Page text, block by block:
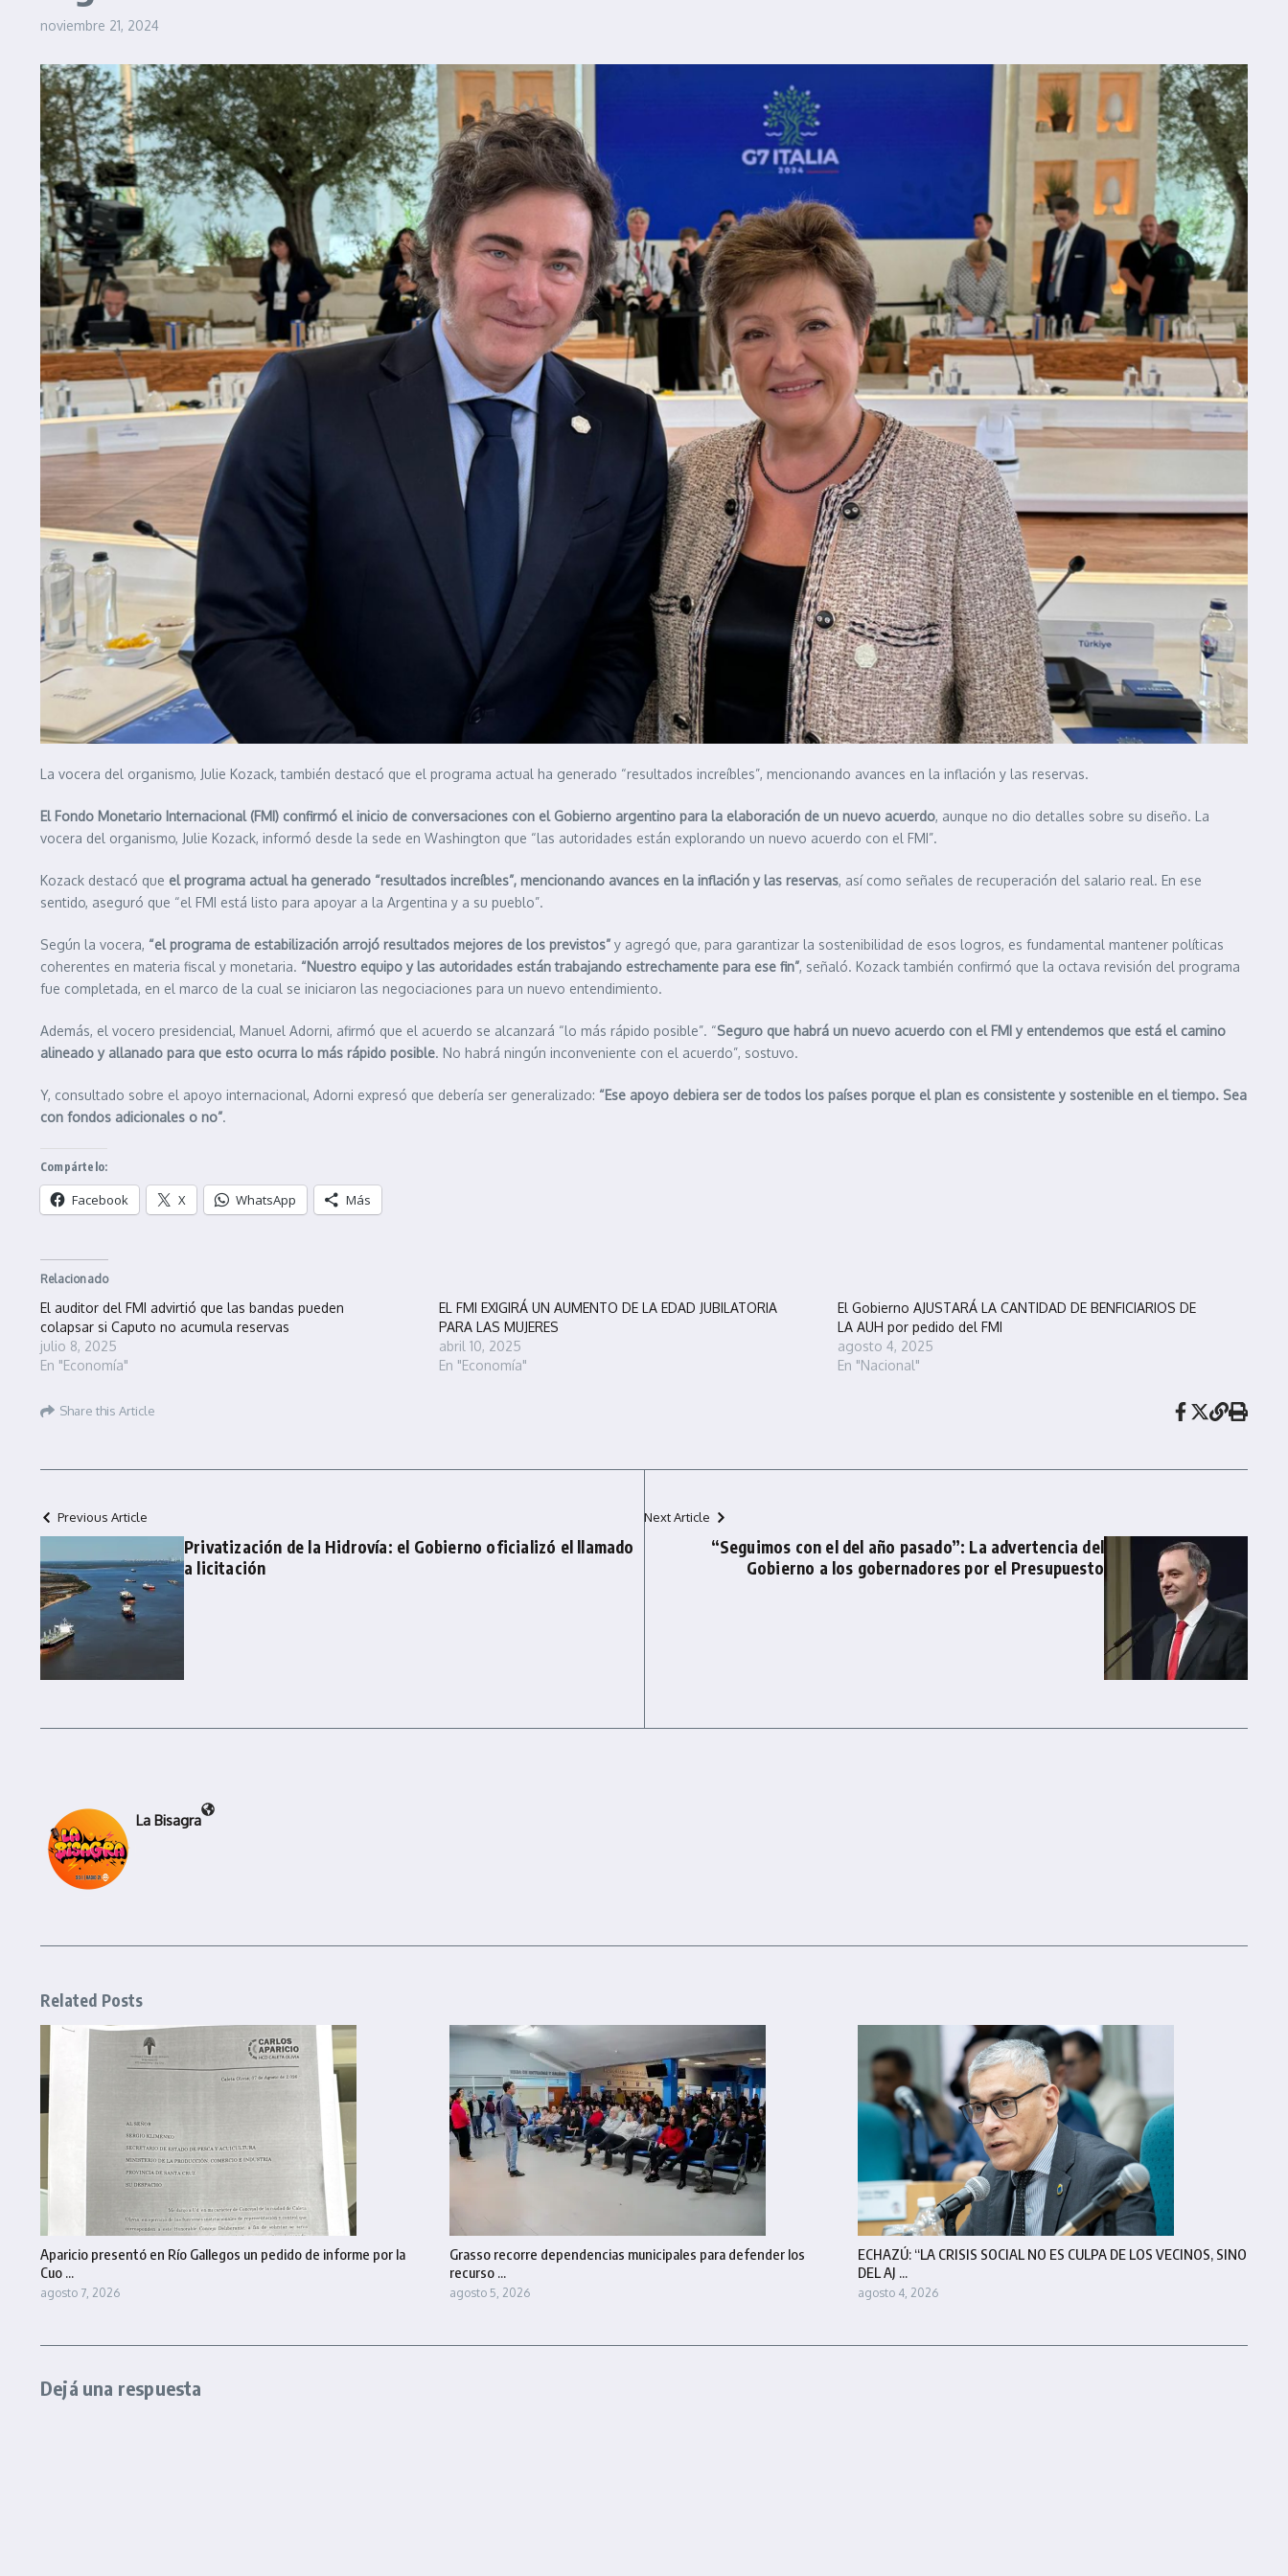
noviembre 21, 2024
La vocera del organismo, Julie Kozack, también destacó que el programa actual ha generado “resultados increíbles”, mencionando avances en la inflación y las reservas.
El Fondo Monetario Internacional (FMI) confirmó el inicio de conversaciones con el Gobierno argentino para la elaboración de un nuevo acuerdo, aunque no dio detalles sobre su diseño. La
vocera del organismo, Julie Kozack, informó desde la sede en Washington que “las autoridades están explorando un nuevo acuerdo con el FMI”.
Kozack destacó que el programa actual ha generado “resultados increíbles”, mencionando avances en la inflación y las reservas, así como señales de recuperación del salario real. En ese
sentido, aseguró que “el FMI está listo para apoyar a la Argentina y a su pueblo”.
Según la vocera, “el programa de estabilización arrojó resultados mejores de los previstos” y agregó que, para garantizar la sostenibilidad de esos logros, es fundamental mantener políticas
coherentes en materia fiscal y monetaria. “Nuestro equipo y las autoridades están trabajando estrechamente para ese fin”, señaló. Kozack también confirmó que la octava revisión del programa
fue completada, en el marco de la cual se iniciaron las negociaciones para un nuevo entendimiento.
Además, el vocero presidencial, Manuel Adorni, afirmó que el acuerdo se alcanzará “lo más rápido posible”. “Seguro que habrá un nuevo acuerdo con el FMI y entendemos que está el camino
alineado y allanado para que esto ocurra lo más rápido posible. No habrá ningún inconveniente con el acuerdo”, sostuvo.
Y, consultado sobre el apoyo internacional, Adorni expresó que debería ser generalizado: “Ese apoyo debiera ser de todos los países porque el plan es consistente y sostenible en el tiempo. Sea
con fondos adicionales o no”.
Compártelo:
Facebook X WhatsApp Más
Relacionado
El auditor del FMI advirtió que las bandas pueden
colapsar si Caputo no acumula reservas
julio 8, 2025
En "Economía"
EL FMI EXIGIRÁ UN AUMENTO DE LA EDAD JUBILATORIA
PARA LAS MUJERES
abril 10, 2025
En "Economía"
El Gobierno AJUSTARÁ LA CANTIDAD DE BENFICIARIOS DE
LA AUH por pedido del FMI
agosto 4, 2025
En "Nacional"
Share this Article
Previous Article
Privatización de la Hidrovía: el Gobierno oficializó el llamado
a licitación
Next Article
“Seguimos con el del año pasado”: La advertencia del
Gobierno a los gobernadores por el Presupuesto
La Bisagra
Related Posts
Aparicio presentó en Río Gallegos un pedido de informe por la
Cuo ...
agosto 7, 2026
Grasso recorre dependencias municipales para defender los
recurso ...
agosto 5, 2026
ECHAZÚ: “LA CRISIS SOCIAL NO ES CULPA DE LOS VECINOS, SINO
DEL AJ ...
agosto 4, 2026
Dejá una respuesta